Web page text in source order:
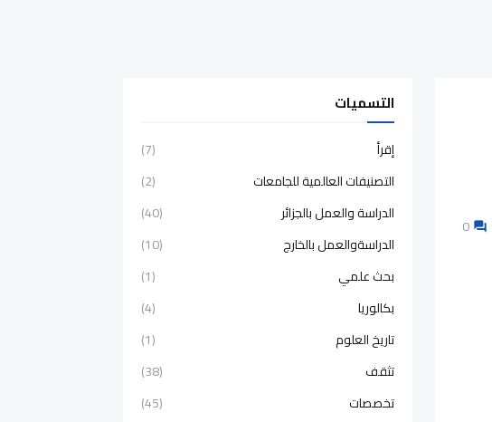
0
التسميات
إقرأ
(7)
التصنيفات العالمية للجامعات
(2)
الدراسة والعمل بالجزائر
(40)
الدراسةوالعمل بالخارج
(10)
بحث علمي
(1)
بكالوريا
(4)
تاريخ العلوم
(1)
تثقف
(38)
تخصصات
(45)